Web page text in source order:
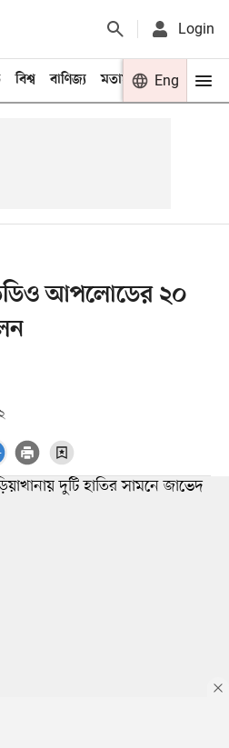
Login
বিশ্ব বাণিজ্য মতামত খেলা
Eng
আপলোডের ২০